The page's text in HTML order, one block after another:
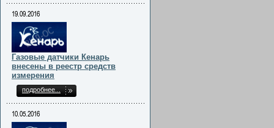
19.09.2016
Газовые датчики Кенарь
внесены в реестр средств
измерения
подробнее...
10.05.2016